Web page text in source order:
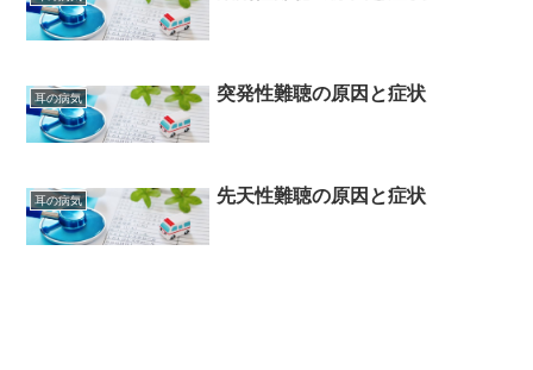
耳の病気 突発性難聴の原因と症状
耳の病気 先天性難聴の原因と症状